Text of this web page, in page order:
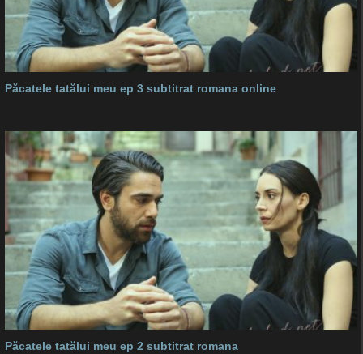
Păcatele tatălui meu ep 3 subtitrat romana online
Păcatele tatălui meu ep 2 subtitrat romana